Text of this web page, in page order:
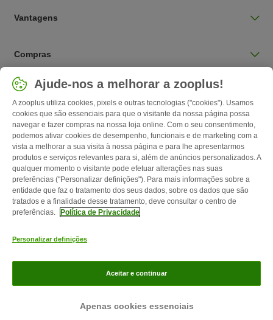
Vantagens
Compras
Selecionar país
Portugal / PT
Follow zooplus
utilização
Formulário de retratação Métodos de pagamento
Quem
Política de privacidade
Ajude-nos a melhorar a zooplus!
A zooplus utiliza cookies, pixels e outras tecnologias ("cookies"). Usamos
cookies que são essenciais para que o visitante da nossa página possa
navegar e fazer compras na nossa loja online. Com o seu consentimento,
podemos ativar cookies de desempenho, funcionais e de marketing com a
vista a melhorar a sua visita à nossa página e para lhe apresentarmos
produtos e serviços relevantes para si, além de anúncios personalizados. A
qualquer momento o visitante pode efetuar alterações nas suas
preferências ("Personalizar definições"). Para mais informações sobre a
entidade que faz o tratamento dos seus dados, sobre os dados que são
tratados e a finalidade desse tratamento, deve consultar o centro de
preferências.
Política de Privacidade
Personalizar definições
Apenas cookies essenciais
Aceitar e continuar